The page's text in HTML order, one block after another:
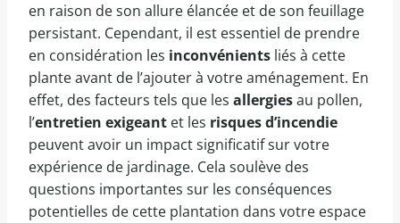
en raison de son allure élancée et de son feuillage
persistant. Cependant, il est essentiel de prendre
en considération les inconvénients liés à cette
plante avant de l’ajouter à votre aménagement. En
effet, des facteurs tels que les allergiesau pollen,
l’entretien exigeant et les risques d’incendie
peuvent avoir un impact significatif sur votre
expérience de jardinage. Cela soulève des
questions importantes sur les conséquences
potentielles de cette plantation dans votre espace